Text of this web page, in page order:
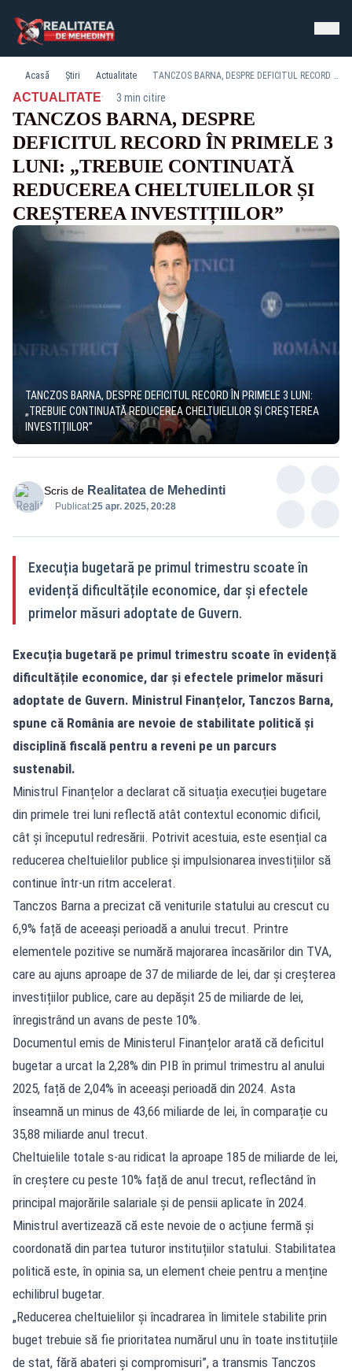
Acasă Știri Actualitate TANCZOS BARNA, DESPRE DEFICITUL RECORD ÎN PRIMELE 3 LUNI: „TREBUIE CONTINUATĂ REDUCEREA CHELTUIELILOR ȘI CREȘTEREA INVESTIȚIILOR”
ACTUALITATE· 3 min citire
TANCZOS BARNA, DESPRE
DEFICITUL RECORD ÎN PRIMELE 3
LUNI: „TREBUIE CONTINUATĂ
REDUCEREA CHELTUIELILOR ȘI
CREȘTEREA INVESTIȚIILOR”
TANCZOS BARNA, DESPRE DEFICITUL RECORD ÎN PRIMELE 3 LUNI:
„TREBUIE CONTINUATĂ REDUCEREA CHELTUIELILOR ȘI CREȘTEREA
INVESTIȚIILOR”
Scris de Realitatea de Mehedinti
Publicat:25 apr. 2025, 20:28
Execuția bugetară pe primul trimestru scoate în
evidență dificultățile economice, dar și efectele
primelor măsuri adoptate de Guvern.
Execuția bugetară pe primul trimestru scoate în evidență
dificultățile economice, dar și efectele primelor măsuri
adoptate de Guvern. Ministrul Finanțelor, Tanczos Barna,
spune că România are nevoie de stabilitate politică și
disciplină fiscală pentru a reveni pe un parcurs
sustenabil.
Ministrul Finanțelor a declarat că situația execuției bugetare
din primele trei luni reflectă atât contextul economic dificil,
cât și începutul redresării. Potrivit acestuia, este esențial ca
reducerea cheltuielilor publice și impulsionarea investițiilor să
continue într-un ritm accelerat.
Tanczos Barna a precizat că veniturile statului au crescut cu
6,9% față de aceeași perioadă a anului trecut. Printre
elementele pozitive se numără majorarea încasărilor din TVA,
care au ajuns aproape de 37 de miliarde de lei, dar și creșterea
investițiilor publice, care au depășit 25 de miliarde de lei,
înregistrând un avans de peste 10%.
Documentul emis de Ministerul Finanțelor arată că deficitul
bugetar a urcat la 2,28% din PIB în primul trimestru al anului
2025, față de 2,04% în aceeași perioadă din 2024. Asta
înseamnă un minus de 43,66 miliarde de lei, în comparație cu
35,88 miliarde anul trecut.
Cheltuielile totale s-au ridicat la aproape 185 de miliarde de lei,
în creștere cu peste 10% față de anul trecut, reflectând în
principal majorările salariale și de pensii aplicate în 2024.
Ministrul avertizează că este nevoie de o acțiune fermă și
coordonată din partea tuturor instituțiilor statului. Stabilitatea
politică este, în opinia sa, un element cheie pentru a menține
echilibrul bugetar.
„Reducerea cheltuielilor și încadrarea în limitele stabilite prin
buget trebuie să fie prioritatea numărul unu în toate instituțiile
de stat, fără abateri și compromisuri”, a transmis Tanczos